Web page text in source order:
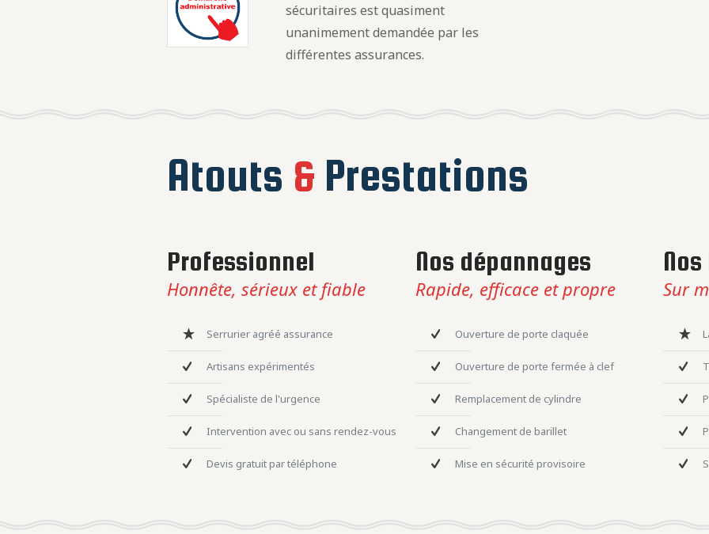
sécuritaires est quasiment
unanimement demandée par les
différentes assurances.
Atouts & Prestations
Professionnel
Honnête, sérieux et fiable
Serrurier agréé assurance
Artisans expérimentés
Spécialiste de l'urgence
Intervention avec ou sans rendez-vous
Devis gratuit par téléphone
Nos dépannages
Rapide, efficace et propre
Ouverture de porte claquée
Ouverture de porte fermée à clef
Remplacement de cylindre
Changement de barillet
Mise en sécurité provisoire
Sur